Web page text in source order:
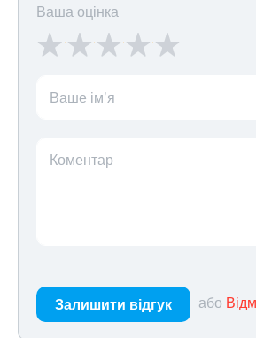
Ваша оцінка
Ваше ім’я
Коментар
Залишити відгук або